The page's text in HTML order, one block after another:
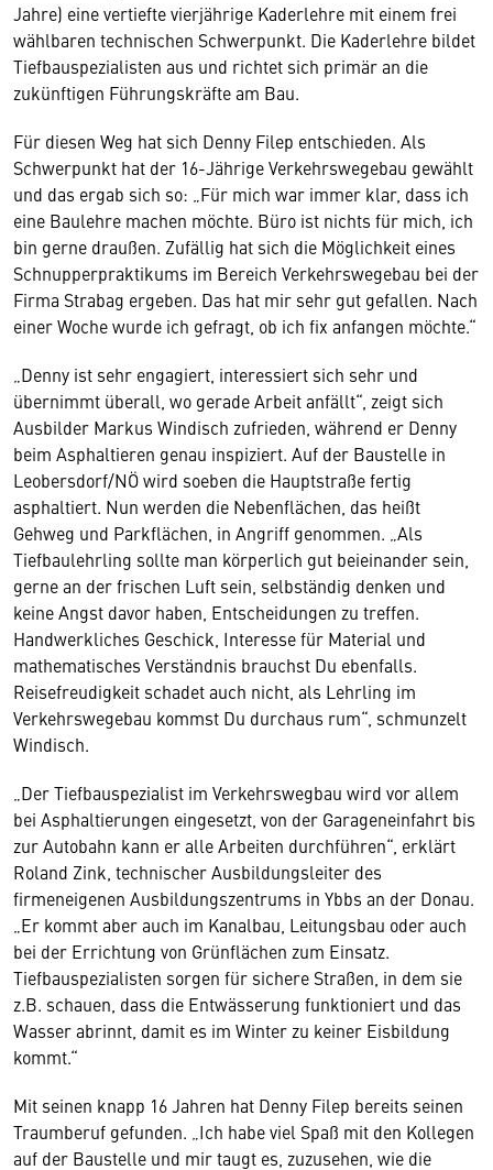
Jahre) eine vertiefte vierjährige Kaderlehre mit einem frei
wählbaren technischen Schwerpunkt. Die Kaderlehre bildet
Tiefbauspezialisten aus und richtet sich primär an die
zukünftigen Führungskräfte am Bau.
Für diesen Weg hat sich Denny Filep entschieden. Als
Schwerpunkt hat der 16-Jährige Verkehrswegebau gewählt
und das ergab sich so: „Für mich war immer klar, dass ich
eine Baulehre machen möchte. Büro ist nichts für mich, ich
bin gerne draußen. Zufällig hat sich die Möglichkeit eines
Schnupperpraktikums im Bereich Verkehrswegebau bei der
Firma Strabag ergeben. Das hat mir sehr gut gefallen. Nach
einer Woche wurde ich gefragt, ob ich fix anfangen möchte.“
„Denny ist sehr engagiert, interessiert sich sehr und
übernimmt überall, wo gerade Arbeit anfällt“, zeigt sich
Ausbilder Markus Windisch zufrieden, während er Denny
beim Asphaltieren genau inspiziert. Auf der Baustelle in
Leobersdorf/NÖ wird soeben die Hauptstraße fertig
asphaltiert. Nun werden die Nebenflächen, das heißt
Gehweg und Parkflächen, in Angriff genommen. „Als
Tiefbaulehrling sollte man körperlich gut beieinander sein,
gerne an der frischen Luft sein, selbständig denken und
keine Angst davor haben, Entscheidungen zu treffen.
Handwerkliches Geschick, Interesse für Material und
mathematisches Verständnis brauchst Du ebenfalls.
Reisefreudigkeit schadet auch nicht, als Lehrling im
Verkehrswegebau kommst Du durchaus rum“, schmunzelt
Windisch.
„Der Tiefbauspezialist im Verkehrswegbau wird vor allem
bei Asphaltierungen eingesetzt, von der Garageneinfahrt bis
zur Autobahn kann er alle Arbeiten durchführen“, erklärt
Roland Zink, technischer Ausbildungsleiter des
firmeneigenen Ausbildungszentrums in Ybbs an der Donau.
„Er kommt aber auch im Kanalbau, Leitungsbau oder auch
bei der Errichtung von Grünflächen zum Einsatz.
Tiefbauspezialisten sorgen für sichere Straßen, in dem sie
z.B. schauen, dass die Entwässerung funktioniert und das
Wasser abrinnt, damit es im Winter zu keiner Eisbildung
kommt.“
Mit seinen knapp 16 Jahren hat Denny Filep bereits seinen
Traumberuf gefunden. „Ich habe viel Spaß mit den Kollegen
auf der Baustelle und mir taugt es, zuzusehen, wie die